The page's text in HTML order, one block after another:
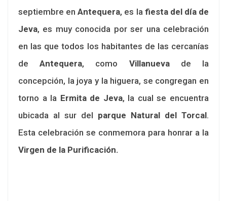
septiembre enAntequera, es la fiesta del día de
Jeva, es muy conocida por ser una celebración
en las que todos los habitantes de las cercanías
deAntequera, como Villanuevade la
concepción, la joya y la higuera, se congregan en
torno a la Ermita de Jeva, la cual se encuentra
ubicada al sur del parque Natural del Torcal.
Esta celebración se conmemora para honrar a la
Virgen de la Purificación.